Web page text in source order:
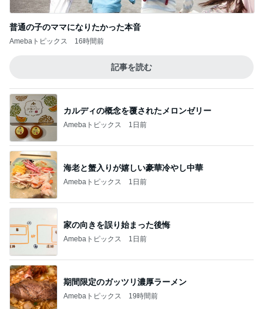
普通の子のママになりたかった本音
Amebaトピックス 16時間前
記事を読む
カルディの概念を覆されたメロンゼリー
Amebaトピックス 1日前
海老と蟹入りが嬉しい豪華冷やし中華
Amebaトピックス 1日前
家の向きを誤り始まった後悔
Amebaトピックス 1日前
期間限定のガッツリ濃厚ラーメン
Amebaトピックス 19時間前